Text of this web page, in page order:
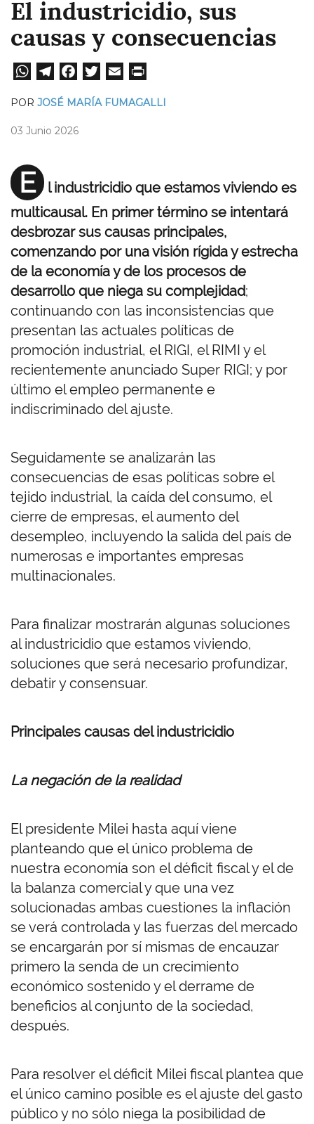
El industricidio, sus
causas y consecuencias
W
A
pp
Te
le
a
Fa
ce
ok
POR JOSÉ MARÍA FUMAGALLI
03 Junio 2026
E
l industricidio que estamos viviendo es
multicausal. En primer término se intentará
desbrozar sus causas principales,
comenzando por una visión rígida y estrecha
de la economía y de los procesos de
desarrollo que niega su complejidad;
continuando con las inconsistencias que
presentan las actuales políticas de
promoción industrial, el RIGI, el RIMI y el
recientemente anunciado Super RIGI; y por
último el empleo permanente e
indiscriminado del ajuste.
Seguidamente se analizarán las
consecuencias de esas políticas sobre el
tejido industrial, la caída del consumo, el
cierre de empresas, el aumento del
desempleo, incluyendo la salida del país de
numerosas e importantes empresas
multinacionales.
Para finalizar mostrarán algunas soluciones
al industricidio que estamos viviendo,
soluciones que será necesario profundizar,
debatir y consensuar.
Principales causas del industricidio
La negación de la realidad
El presidente Milei hasta aquí viene
planteando que el único problema de
nuestra economía son el déficit fiscal y el de
la balanza comercial y que una vez
solucionadas ambas cuestiones la inflación
se verá controlada y las fuerzas del mercado
se encargarán por sí mismas de encauzar
primero la senda de un crecimiento
económico sostenido y el derrame de
beneficios al conjunto de la sociedad,
después.
Para resolver el déficit Milei fiscal plantea que
el único camino posible es el ajuste del gasto
público y no sólo niega la posibilidad de